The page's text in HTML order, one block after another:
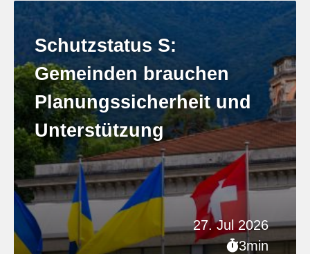
27. Jul 2026
3min
Schutzstatus S:
Gemeinden brauchen
Planungssicherheit und
Unterstützung